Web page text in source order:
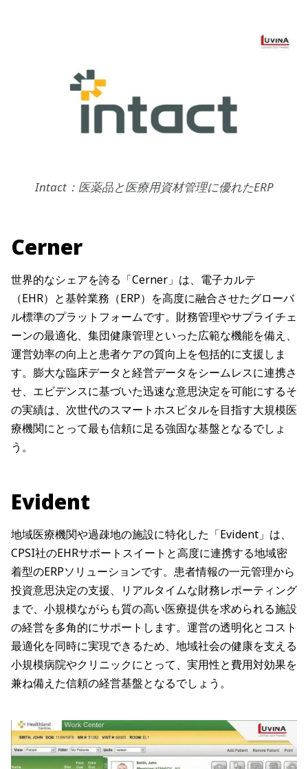
Intact：医薬品と医療用資材管理に優れたERP
Cerner
世界的なシェアを誇る「Cerner」は、電子カルテ
（EHR）と基幹業務（ERP）を高度に融合させたグローバ
ル標準のプラットフォームです。財務管理やサプライチェ
ーンの最適化、集団健康管理といった広範な機能を備え、
運営効率の向上と患者ケアの質向上を包括的に支援しま
す。膨大な臨床データと経営データをシームレスに連携さ
せ、エビデンスに基づいた迅速な意思決定を可能にするそ
の実績は、次世代のスマートホスピタルを目指す大規模医
療機関にとって最も信頼に足る強固な基盤となるでしょ
う。
Evident
地域医療機関や過疎地の施設に特化した「Evident」は、
CPSI社のEHRサポートスイートと高度に連携する地域密
着型のERPソリューションです。患者情報の一元管理から
投資意思決定の支援、リアルタイムな財務レポーティング
まで、小規模ながらも質の高い医療提供を求められる施設
の経営を多角的にサポートします。運営の透明化とコスト
最適化を同時に実現できるため、地域社会の健康を支える
小規模病院やクリニックにとって、実用性と費用対効果を
兼ね備えた信頼の経営基盤となるでしょう。